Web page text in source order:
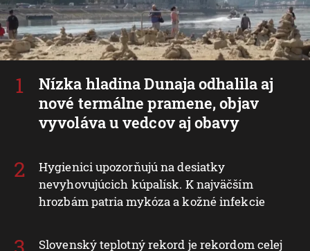
Nízka hladina Dunaja odhalila aj
nové termálne pramene, objav
vyvoláva u vedcov aj obavy
Hygienici upozorňujú na desiatky
nevyhovujúcich kúpalísk. K najväčším
hrozbám patria mykóza a kožné infekcie
Slovenský teplotný rekord je rekordom celej